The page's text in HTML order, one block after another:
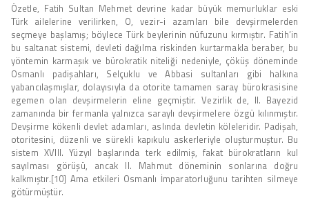
Özetle, Fatih Sultan Mehmet devrine kadar büyük memurluklar eski
Türk ailelerine verilirken, O, vezir-i azamları bile devşirmelerden
seçmeye başlamış; böylece Türk beylerinin nüfuzunu kırmıştır. Fatih’in
bu saltanat sistemi, devleti dağılma riskinden kurtarmakla beraber, bu
yöntemin karmaşık ve bürokratik niteliği nedeniyle, çöküş döneminde
Osmanlı padişahları, Selçuklu ve Abbasi sultanları gibi halkına
yabancılaşmışlar, dolayısıyla da otorite tamamen saray bürokrasisine
egemen olan devşirmelerin eline geçmiştir. Vezirlik de, II. Bayezid
zamanında bir fermanla yalnızca saraylı devşirmelere özgü kılınmıştır.
Devşirme kökenli devlet adamları, aslında devletin köleleridir. Padişah,
otoritesini, düzenli ve sürekli kapıkulu askerleriyle oluşturmuştur. Bu
sistem XVIII. Yüzyıl başlarında terk edilmiş, fakat bürokratların kul
sayılması görüşü, ancak II. Mahmut döneminin sonlarına doğru
kalkmıştır.[10] Ama etkileri Osmanlı İmparatorluğunu tarihten silmeye
götürmüştür.